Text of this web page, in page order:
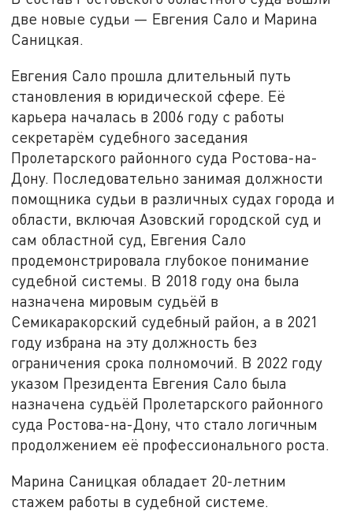
две новые судьи — Евгения Сало и Марина
Саницкая.
Евгения Сало прошла длительный путь
становления в юридической сфере. Её
карьера началась в 2006 году с работы
секретарём судебного заседания
Пролетарского районного суда Ростова-на-
Дону. Последовательно занимая должности
помощника судьи в различных судах города и
области, включая Азовский городской суд и
сам областной суд, Евгения Сало
продемонстрировала глубокое понимание
судебной системы. В 2018 году она была
назначена мировым судьёй в
Семикаракорский судебный район, а в 2021
году избрана на эту должность без
ограничения срока полномочий. В 2022 году
указом Президента Евгения Сало была
назначена судьёй Пролетарского районного
суда Ростова-на-Дону, что стало логичным
продолжением её профессионального роста.
Марина Саницкая обладает 20-летним
стажем работы в судебной системе.